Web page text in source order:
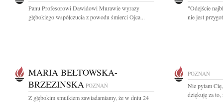
Panu Profesorowi Dawidowi Murawie wyrazy
głębokiego współczucia z powodu śmierci Ojca...
"Odejście
nie jest
MARIA BEŁTOWSKA-
BRZEZINSKA POZNAŃ
Z głębokim smutkiem zawiadamiamy, że w dniu 24
POZNAŃ
Nie pytam
dziękuję za to,